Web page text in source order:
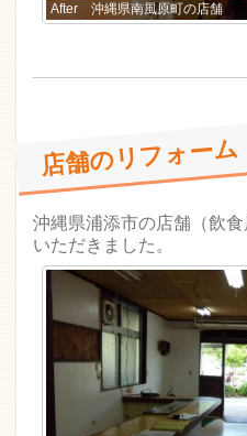
After 沖縄県南風原町の店舗
店舗のリフォーム
沖縄県浦添市の店舗（飲
いただきました。